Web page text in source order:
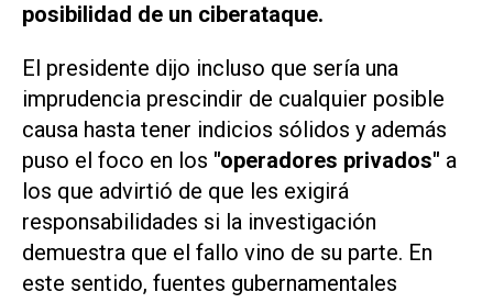
posibilidad de un ciberataque.
El presidente dijo incluso que sería una
imprudencia prescindir de cualquier posible
causa hasta tener indicios sólidos y además
puso el foco en los "operadores privados" a
los que advirtió de que les exigirá
responsabilidades si la investigación
demuestra que el fallo vino de su parte. En
este sentido, fuentes gubernamentales